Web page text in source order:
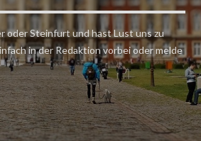
oder Steinfurt und hast Lust uns zu
in der Redaktion vorbei oder melde